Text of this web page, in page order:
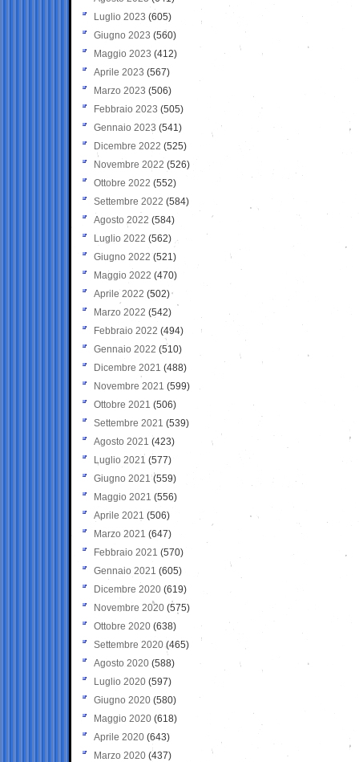
Luglio 2023 (605)
Giugno 2023 (560)
Maggio 2023 (412)
Aprile 2023 (567)
Marzo 2023 (506)
Febbraio 2023 (505)
Gennaio 2023 (541)
Dicembre 2022 (525)
Novembre 2022 (526)
Ottobre 2022 (552)
Settembre 2022 (584)
Agosto 2022 (584)
Luglio 2022 (562)
Giugno 2022 (521)
Maggio 2022 (470)
Aprile 2022 (502)
Marzo 2022 (542)
Febbraio 2022 (494)
Gennaio 2022 (510)
Dicembre 2021 (488)
Novembre 2021 (599)
Ottobre 2021 (506)
Settembre 2021 (539)
Agosto 2021 (423)
Luglio 2021 (577)
Giugno 2021(559)
Maggio 2021 (556)
Aprile 2021 (506)
Marzo 2021 (647)
Febbraio 2021 (570)
Gennaio 2021 (605)
Dicembre 2020 (619)
Novembre 2020 (575)
Ottobre 2020 (638)
Settembre 2020(465)
Agosto 2020 (588)
Luglio 2020 (597)
Giugno 2020 (580)
Maggio 2020 (618)
Aprile 2020 (643)
Marzo 2020 (437)